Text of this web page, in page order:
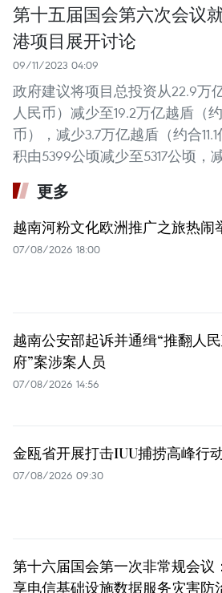
第十五届国会第六次会议
港项目展开讨论
09/11/2023 04:09
政府建议将项目总投资从22.9万
人民币）减少至19.2万亿越盾（
币），减少3.7万亿越盾（约合
积由5399公顷减少至5317公顷，
更多
越南河粉文化欧洲推广之旅热闹
07/08/2026 18:00
越南公安部起诉并通缉“推翻人
府”案涉案人员
07/08/2026 14:56
金瓯省开展打击IUU捕捞高峰行
07/08/2026 09:30
第十六届国会第一次非常规会议
享电信基础设施数据服务灾害防